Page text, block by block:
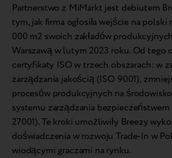
Partnerstwo z MiMarkt jest debiutem
tym, jak firma ogłosiła wejście na polski
000 m2 swoich zakładów
Warszawą w lutym 2023 roku. Od tego
certyfikaty ISO w trzech obszarach: w
zarządzania jakością (ISO 9001),
procesów produkcyjnych na
systemu zarządzania
27001). Te kroki umożliwiły Breezy
doświadczenia w rozwoju Trade-In w
wiodącymi graczami na rynku.